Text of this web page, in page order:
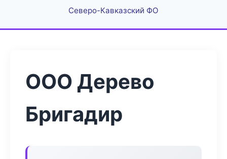
Северо-Кавказский ФО
ООО Дерево
Бригадир